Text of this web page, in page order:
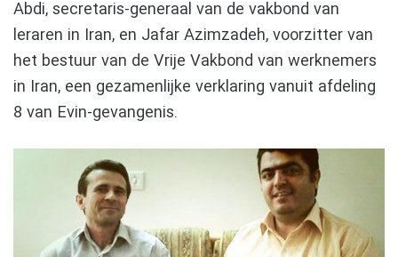
Abdi, secretaris-generaal van de vakbond van
leraren in Iran, en Jafar Azimzadeh, voorzitter van
het bestuur van de Vrije Vakbond van werknemers
in Iran, een gezamenlijke verklaring vanuit afdeling
8 van Evin-gevangenis.